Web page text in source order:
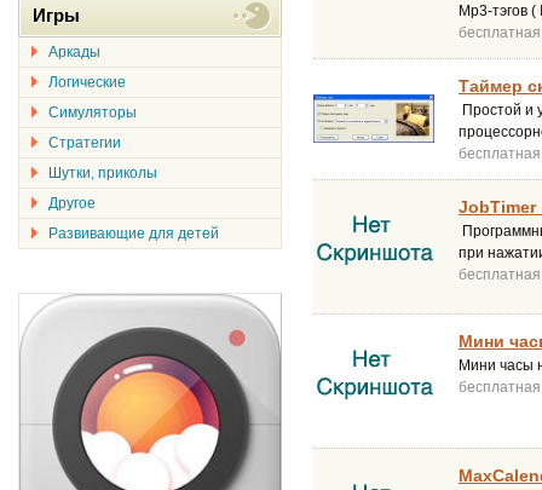
Mp3-тэгов
бесплатная
Таймер
Простой и
бесплатная
JobTimer
при
бесплатная
Мини
Мини часы
бесплатная
Игры
Аркады
Логические
Симуляторы
Стратегии
Шутки, приколы
Другое
Развивающие для детей